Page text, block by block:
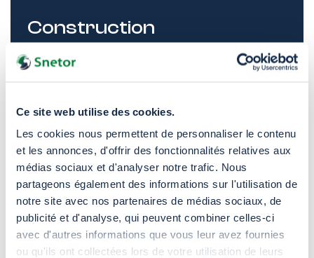
Ce site web utilise des cookies.
Les cookies nous permettent de personnaliser le contenu
et les annonces, d'offrir des fonctionnalités relatives aux
médias sociaux et d'analyser notre trafic. Nous
partageons également des informations sur l'utilisation de
notre site avec nos partenaires de médias sociaux, de
publicité et d'analyse, qui peuvent combiner celles-ci
avec d'autres informations que vous leur avez fournies
ou qu'ils ont collectées lors de votre utilisation de leurs
Construction
Revêtement de sol en vinyle, revêtements
de protection de surface.
Biens de consommation
Cuir artificiel, mode et accessoires, articles
de sport, gants de ménage, tapis de sol,